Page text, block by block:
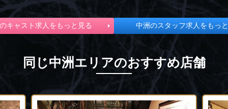
キャスト求人をもっと見る 中洲のスタッフ求人をもっ
同じ中洲エリアのおすすめ店舗